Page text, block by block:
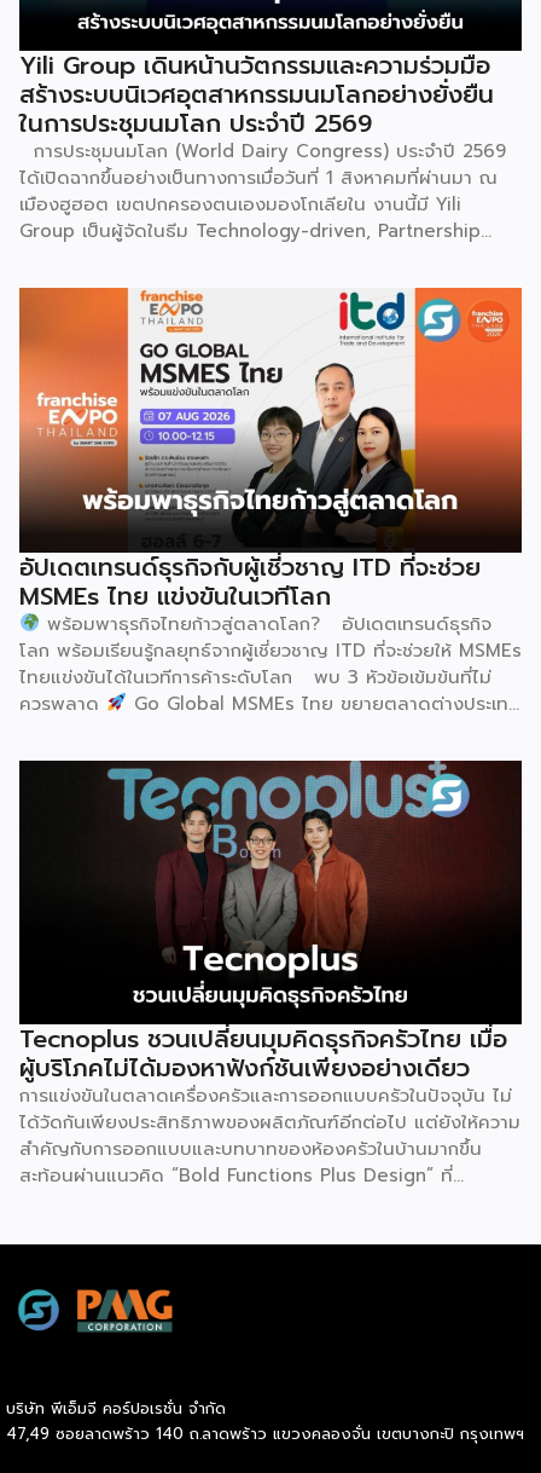
Yili Group เดินหน้านวัตกรรมและความร่วมมือ
สร้างระบบนิเวศอุตสาหกรรมนมโลกอย่างยั่งยืน
ในการประชุมนมโลก ประจำปี 2569
การประชุมนมโลก (World Dairy Congress) ประจำปี 2569
ได้เปิดฉากขึ้นอย่างเป็นทางการเมื่อวันที่ 1 สิงหาคมที่ผ่านมา ณ
เมืองฮูฮอต เขตปกครองตนเองมองโกเลียใน งานนี้มี Yili
Group เป็นผู้จัดในธีม Technology-driven, Partnership
Ecosystem (ขับเคลื่อนด้วยเทคโนโลยี มุ่งกระชับความร่วมมือ
สร้างระบบนิเวศอุตสาหกรรมนมโลกอย่างยั่งยืน) ถือเป็นเวทีระดับ
โลกที่รวบรวมผู้นำจากสมาคมการค้านานาชาติ นักวิชาการ และผู้
บริหารระดับสูงตลอดห่วงโซ่คุณค่าของอุตสาหกรรมนมทั่วโลก
ฮูฮอตขึ้นแท่นเมืองหลวงแห่งอุตสาหกรรมนมโลกอย่างเป็น
ทางการ ในพิธีเปิดการประชุม สหพันธ์วิทยาศาสตร์และ
เทคโนโลยีการอาหารนานาชาติ (IUFoST) ได้มอบป้ายประกาศ
เกียรติคุณและรางวัลที่ระลึก เพื่อรับรองให้เมืองฮูฮอตดำรง
ตำแหน่ง World Dairy Capital หรือเมืองหลวงแห่ง
อุตสาหกรรมนมโลก อย่างเป็นทางการ ดร.ภาวิณี ชินะโชติ
ประธานบริหาร IUFoST กล่าวในพิธีเปิดว่า การมอบตำแหน่งดัง
กล่าวถือเป็นสัญญาณแห่งความสำเร็จที่สะท้อนความมุ่งมั่นทุ่มเท
ของเมืองฮูฮอตในการยกระดับอุตสาหกรรมนม พร้อมกล่าวเสริม
ว่า รางวัลอันทรงเกียรตินี้ยังมุ่งหวังให้เป็นแรงขับเคลื่อนแก่
องค์กรระดับแถวหน้าอย่าง Yili Group […]
อัปเดตเทรนด์ธุรกิจกับผู้เชี่วชาญ ITD ที่จะช่วย
MSMEs ไทย แข่งขันในเวทีโลก
พร้อมพาธุรกิจไทยก้าวสู่ตลาดโลก? อัปเดตเทรนด์ธุรกิจ
โลก พร้อมเรียนรู้กลยุทธ์จากผู้เชี่ยวชาญ ITD ที่จะช่วยให้ MSMEs
ไทยแข่งขันได้ในเวทีการค้าระดับโลก พบ 3 หัวข้อเข้มข้นที่ไม่
ควรพลาด
Go Global MSMEs ไทย ขยายตลาดต่างประเทศ
ค้าใหม่ สร้างความได้เปรียบในการแข่งขัน Cross Border E-
Commerce เปิดตลาดจีน ติดอาวุธ SMEs ไทย สู่ผู้บริโภค
ออนไลน์ ครบทั้งความรู้ เทรนด์ และโอกาสใหม่สำหรับเจ้าของ
ธุรกิจ ผู้ประกอบการ และผู้ที่กำลังวางแผนขยายตลาด
สิงหาคม 2569 | 10.00 – 12.15 น.
Franchise […]
Tecnoplus ชวนเปลี่ยนมุมคิดธุรกิจครัวไทย เมื่อ
ผู้บริโภคไม่ได้มองหาฟังก์ชันเพียงอย่างเดียว
การแข่งขันในตลาดเครื่องครัวและการออกแบบครัวในปัจจุบัน ไม่
ได้วัดกันเพียงประสิทธิภาพของผลิตภัณฑ์อีกต่อไป แต่ยังให้ความ
สำคัญกับการออกแบบและบทบาทของห้องครัวในบ้านมากขึ้น
สะท้อนผ่านแนวคิด “Bold Functions Plus Design” ที่
บริษัท เดอะ ซิกเนเจอร์ แบรนด์ จำกัด กล่าวว่า ตลอดระยะเวลา
กว่า 20 ปี Tecnoplus ทำตลาดเครื่องครัวในประเทศไทย และ
ห้องครัวในฐานะพื้นที่ศูนย์กลางของการใช้ชีวิต ด้วยเหตุนี้
Tecnoplus จึงนำเสนอแนวคิด “ครัวแบบไหนก็สวยได้” พร้อม
บริษัท พีเอ็มจี คอร์ปอเรชั่น จำกัด
47,49 ซอยลาดพร้าว 140 ถ.ลาดพร้าว แขวงคลองจั่น เขตบางกะปิ กรุงเทพฯ